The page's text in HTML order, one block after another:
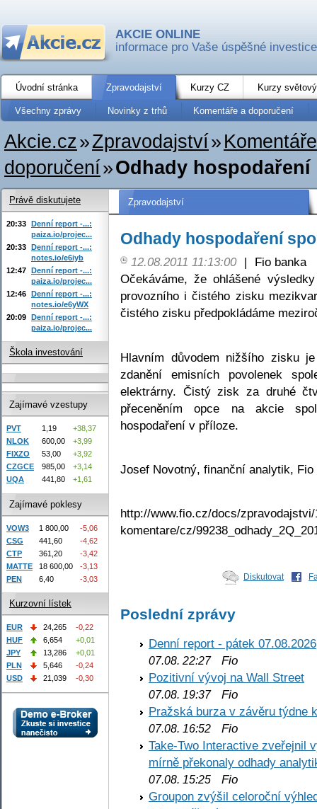
AKCIE ONLINE
informace pro Vaše úspěšné investice
Úvodní stránka Zpravodajství Kurzy CZ Kurzy
Všechny zprávy Novinky z trhů Komentáře a doporučení
Akcie.cz»Zpravodajství»
doporučení»Odhady hospodaření
Zpravodajství
Odhady hospodaření
12.08.2011 11:13:00 |
Fio banka
Očekáváme, že ohlášené
provozního i čistého zisku
čistého zisku předpokládáme
Hlavním důvodem nižšího zisku
zdanění emisních povolenek
elektrárny. Čistý zisk za druhé
přeceněním opce na akcie
hospodaření v příloze.
Josef Novotný, finanční analytik, Fio
http://www.fio.cz/docs/
komentare/cz/
Diskutovat
Poslední zprávy
Denní report - pátek 07.08.2026
07.08. 22:27Fio
Pozitivní vývoj na Wall Street
07.08. 19:37Fio
Pražská burza v závěru týdne
07.08. 16:52 Fio
Take-Two Interactive zveřejnil
mírně překonaly odhady
07.08. 15:25 Fio
Groupon zvýšil celoroční
Právě diskutujete
20:33 Denní report -...:
paiza.io/projec...
20:33 Denní report -...:
notes.io/e6iyb
12:47 Denní report -...:
paiza.io/projec...
12:46 Denní report -...:
notes.io/e6yWX
20:09 Denní report -...:
paiza.io/projec...
Škola investování
Zajímavé vzestupy
PVT 1,19
+38,37
NLOK
600,00
+3,99
FIXZO
53,00
+3,92
CZGCE
985,00
+3,14
UQA
441,80 +1,61
Zajímavé poklesy
VOW3 1 800,00
-5,06
CSG
441,60
-4,62
CTP
361,20
-3,42
MATTE
18 600,00
-3,13
PEN
6,40 -3,03
Kurzovní lístek
EUR 24,265
-0,22
HUF
6,654
+0,01
JPY
13,286
+0,01
PLN
5,646
-0,24
USD
21,039 -0,30